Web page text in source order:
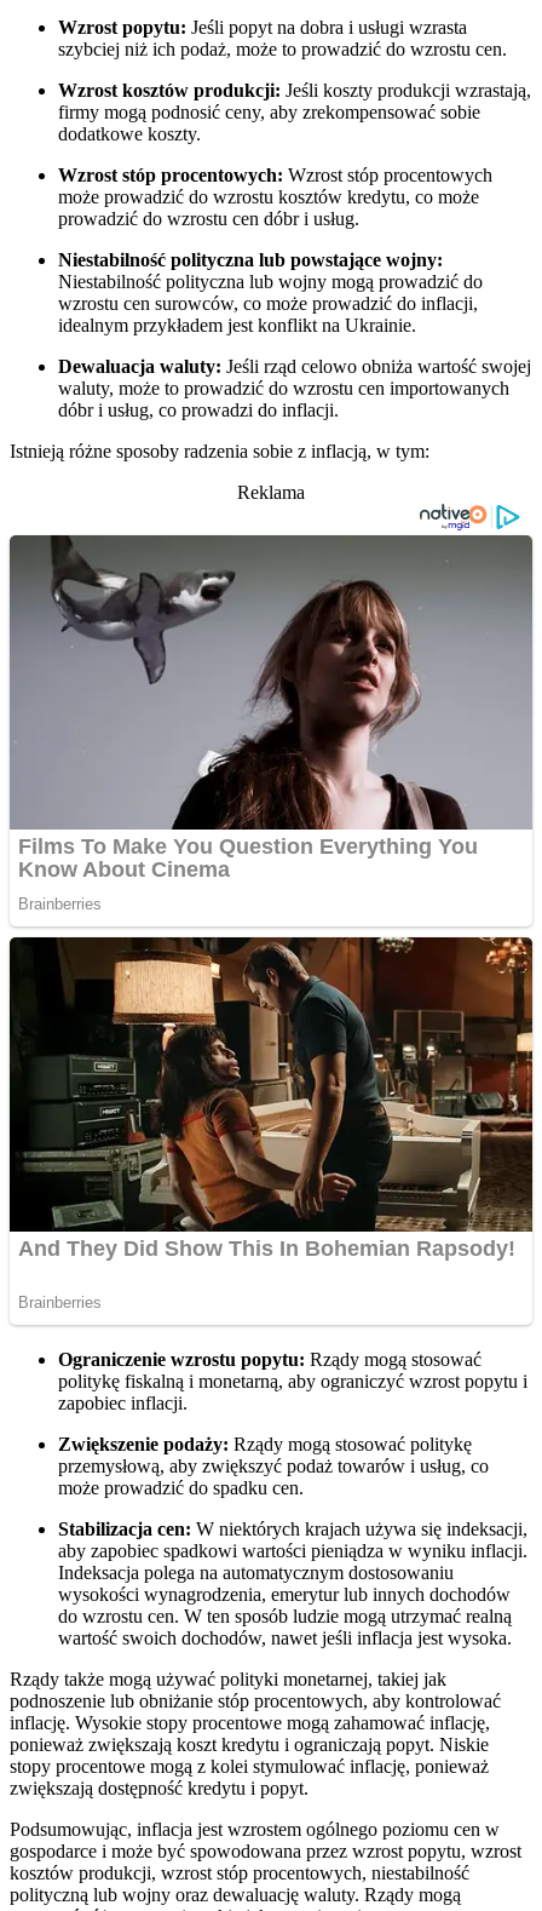
Wzrost popytu: Jeśli popyt na dobra i usługi wzrasta
szybciej niż ich podaż, może to prowadzić do wzrostu cen.
Wzrost kosztów produkcji: Jeśli koszty produkcji wzrastają,
firmy mogą podnosić ceny, aby zrekompensować sobie
dodatkowe koszty.
Wzrost stóp procentowych: Wzrost stóp procentowych
może prowadzić do wzrostu kosztów kredytu, co może
prowadzić do wzrostu cen dóbr i usług.
Niestabilność polityczna lub powstające wojny:
Niestabilność polityczna lub wojny mogą prowadzić do
wzrostu cen surowców, co może prowadzić do inflacji,
idealnym przykładem jest konflikt na Ukrainie.
Dewaluacja waluty: Jeśli rząd celowo obniża wartość swojej
waluty, może to prowadzić do wzrostu cen importowanych
dóbr i usług, co prowadzi do inflacji.
Istnieją różne sposoby radzenia sobie z inflacją, w tym:
Reklama
Ograniczenie wzrostu popytu: Rządy mogą stosować
politykę fiskalną i monetarną, aby ograniczyć wzrost popytu i
zapobiec inflacji.
Zwiększenie podaży: Rządy mogą stosować politykę
przemysłową, aby zwiększyć podaż towarów i usług, co
może prowadzić do spadku cen.
Stabilizacja cen: W niektórych krajach używa się indeksacji,
aby zapobiec spadkowi wartości pieniądza w wyniku inflacji.
Indeksacja polega na automatycznym dostosowaniu
wysokości wynagrodzenia, emerytur lub innych dochodów
do wzrostu cen. W ten sposób ludzie mogą utrzymać realną
wartość swoich dochodów, nawet jeśli inflacja jest wysoka.
Rządy także mogą używać polityki monetarnej, takiej jak
podnoszenie lub obniżanie stóp procentowych, aby kontrolować
inflację. Wysokie stopy procentowe mogą zahamować inflację,
ponieważ zwiększają koszt kredytu i ograniczają popyt. Niskie
stopy procentowe mogą z kolei stymulować inflację, ponieważ
zwiększają dostępność kredytu i popyt.
Podsumowując, inflacja jest wzrostem ogólnego poziomu cen w
gospodarce i może być spowodowana przez wzrost popytu, wzrost
kosztów produkcji, wzrost stóp procentowych, niestabilność
polityczną lub wojny oraz dewaluację waluty. Rządy mogą